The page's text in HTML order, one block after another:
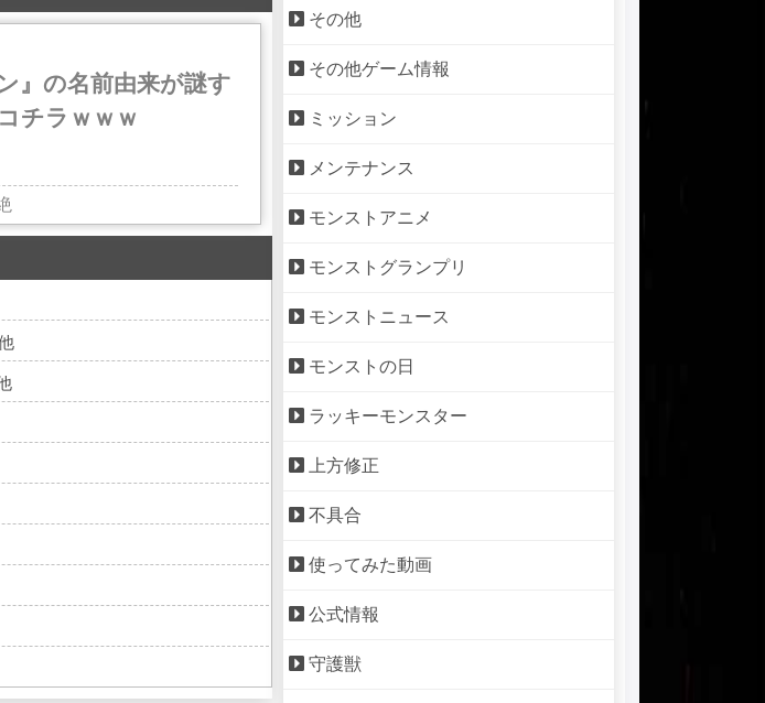
』の名前由来が謎す
チラｗｗｗ
その他
その他ゲーム情報
ミッション
メンテナンス
モンストアニメ
モンストグランプリ
モンストニュース
モンストの日
ラッキーモンスター
上方修正
不具合
使ってみた動画
公式情報
守護獣